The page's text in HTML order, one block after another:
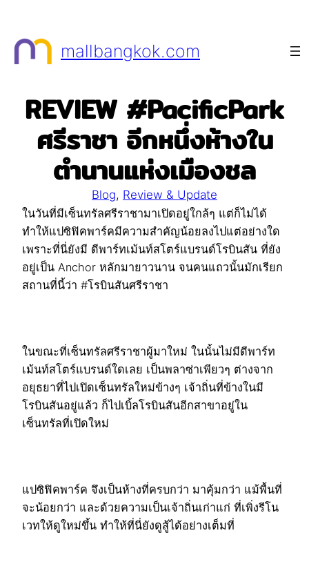
content
mallbangkok.com
REVIEW #PacificPark
ศรีราชา อีกหนึ่งห้างใน
ตำนานแห่งเมืองชล
Blog, Review & Update
ในวันที่มีเซ็นทรัลศรีราชามาเปิดอยู่ใกล้ๆ แต่ก็ไม่ได้
ทำให้แปซิฟิคพาร์คมีความสำคัญน้อยลงไปแต่อย่างใด
เพราะที่นี่ยังมี ดีพาร์ทเม้นท์สโตร์แบรนด์โรบินสัน ที่ยัง
อยู่เป็น Anchor หลักมายาวนาน จนคนแถวนั้นมักเรียก
สถานที่นี้ว่า #โรบินสันศรีราชา
ในขณะที่เซ็นทรัลศรีราชาผู้มาใหม่ ในนั้นไม่มีดีพาร์ท
เม้นท์สโตร์แบรนด์ใดเลย เป็นพลาซ่าเพียวๆ ต่างจาก
อยุธยาที่ไปเปิดเซ็นทรัลใหม่ข้างๆ เจ้าถิ่นที่ข้างในมี
โรบินสันอยู่แล้ว ก็ไปเบิ้ลโรบินสันอีกสาขาอยู่ใน
เซ็นทรัลที่เปิดใหม่
แปซิฟิคพาร์ค จึงเป็นห้างที่ครบกว่า มาคุ้มกว่า แม้พื้นที่
จะน้อยกว่า และด้วยความเป็นเจ้าถิ่นเก่าแก่ ที่เพิ่งรีโน
เวทให้ดูใหม่ขึ้น ทำให้ที่นี่ยังดูสู้ได้อย่างเต็มที่